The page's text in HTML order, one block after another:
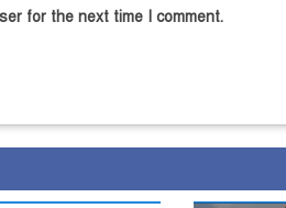
for the next time I comment.